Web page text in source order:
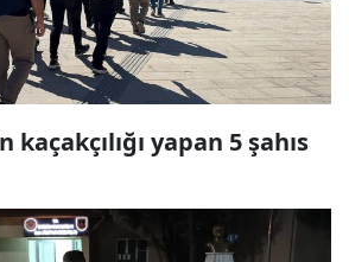
kaçakçılığı yapan 5 şahıs